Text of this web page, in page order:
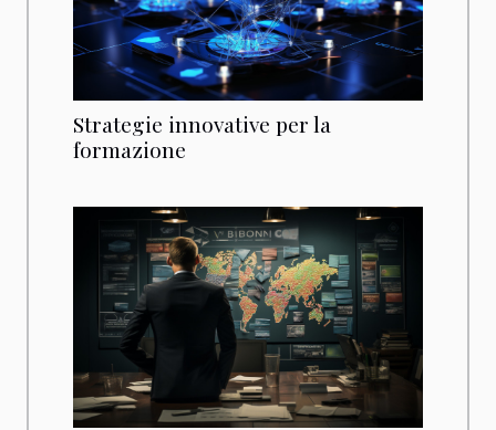
Strategie innovative per la
formazione